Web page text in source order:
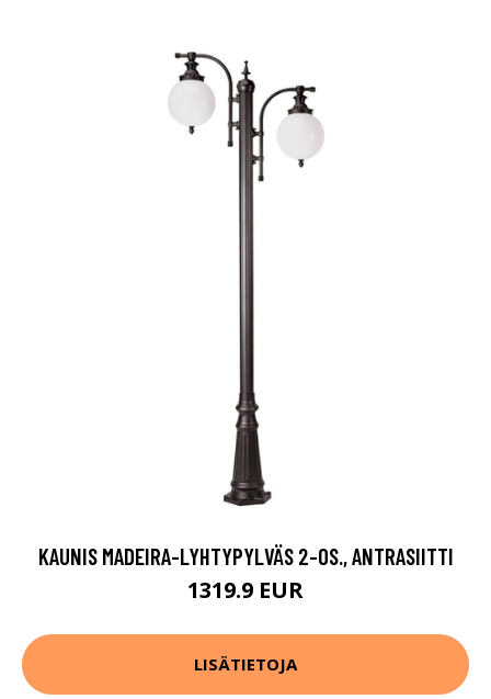
KAUNIS MADEIRA-LYHTYPYLVÄS 2-OS., ANTRASIITTI
1319.9 EUR
LISÄTIETOJA